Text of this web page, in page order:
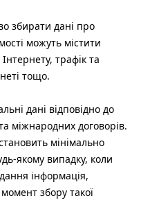
збирати дані про
можуть містити
трафік та
тощо.
дані відповідно до
міжнародних договорів.
мінімально
якому випадку, коли
інформація,
збору такої